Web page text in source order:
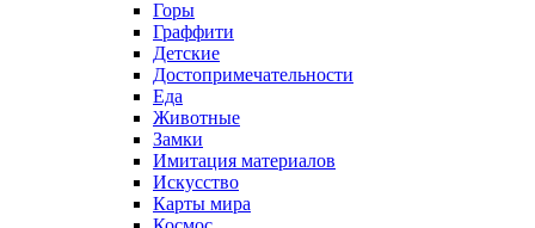
Горы
Граффити
Детские
Достопримечательности
Еда
Животные
Замки
Имитация материалов
Искусство
Карты мира